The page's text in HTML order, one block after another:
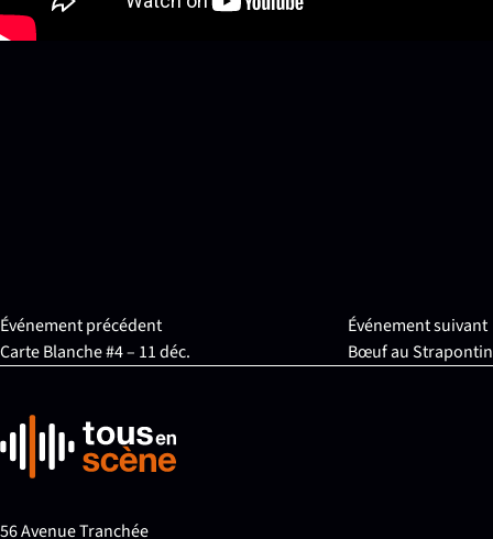
Événement précédent
Carte Blanche #4 – 11 déc.
Événement suivant
Bœuf au Strapontin
56 Avenue Tranchée